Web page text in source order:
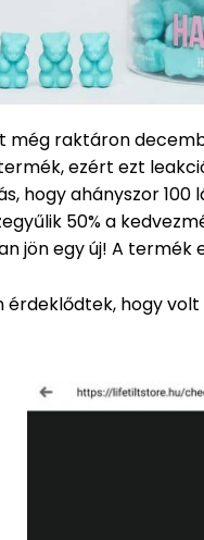
még raktáron
ezért ezt
hogy ahányszor 100
50% a
jön egy új! A termék
érdeklődtek, hogy